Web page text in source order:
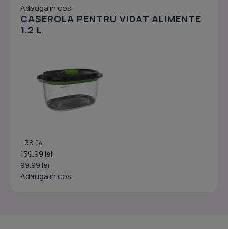
Adauga in cos
CASEROLA PENTRU VIDAT ALIMENTE
1.2 L
- 38 %
159.99 lei
99.99 lei
Adauga in cos